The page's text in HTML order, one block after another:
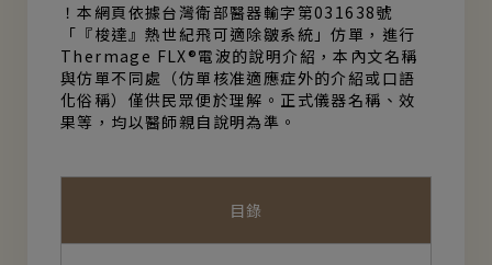
！本網頁依據台灣衛部醫器輸字第031638號
「『梭達』熱世紀飛可適除皺系統」仿單，進行
Thermage FLX®電波的說明介紹，本內文名稱
與仿單不同處（仿單核准適應症外的介紹或口語
化俗稱）僅供民眾便於理解。正式儀器名稱、效
果等，均以醫師親自說明為準。
目錄